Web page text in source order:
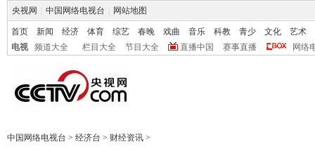
央视网 中国网络电视台 网站地图
首页 新闻 经济 体育 综艺 春晚 戏曲 音乐 科教 青少 文化
艺术
电视
频道大全 栏目大全 节目大全 直播中国 赛事直播 网络
中国网络电视台 > 经济台 > 财经资讯 >